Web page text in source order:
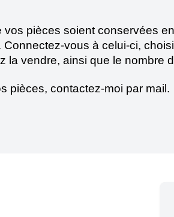
pièces soient conservées
vous à celui-ci,
la vendre, ainsi que le
pièces, contactez-moi par mail.